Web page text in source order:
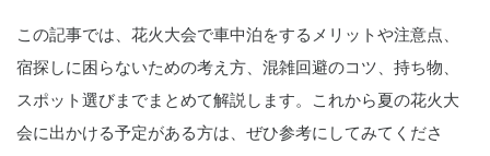
この記事では、花火大会で車中泊をするメリットや注意点、
宿探しに困らないための考え方、混雑回避のコツ、持ち物、
スポット選びまでまとめて解説します。これから夏の花火大
会に出かける予定がある方は、ぜひ参考にしてみてくださ